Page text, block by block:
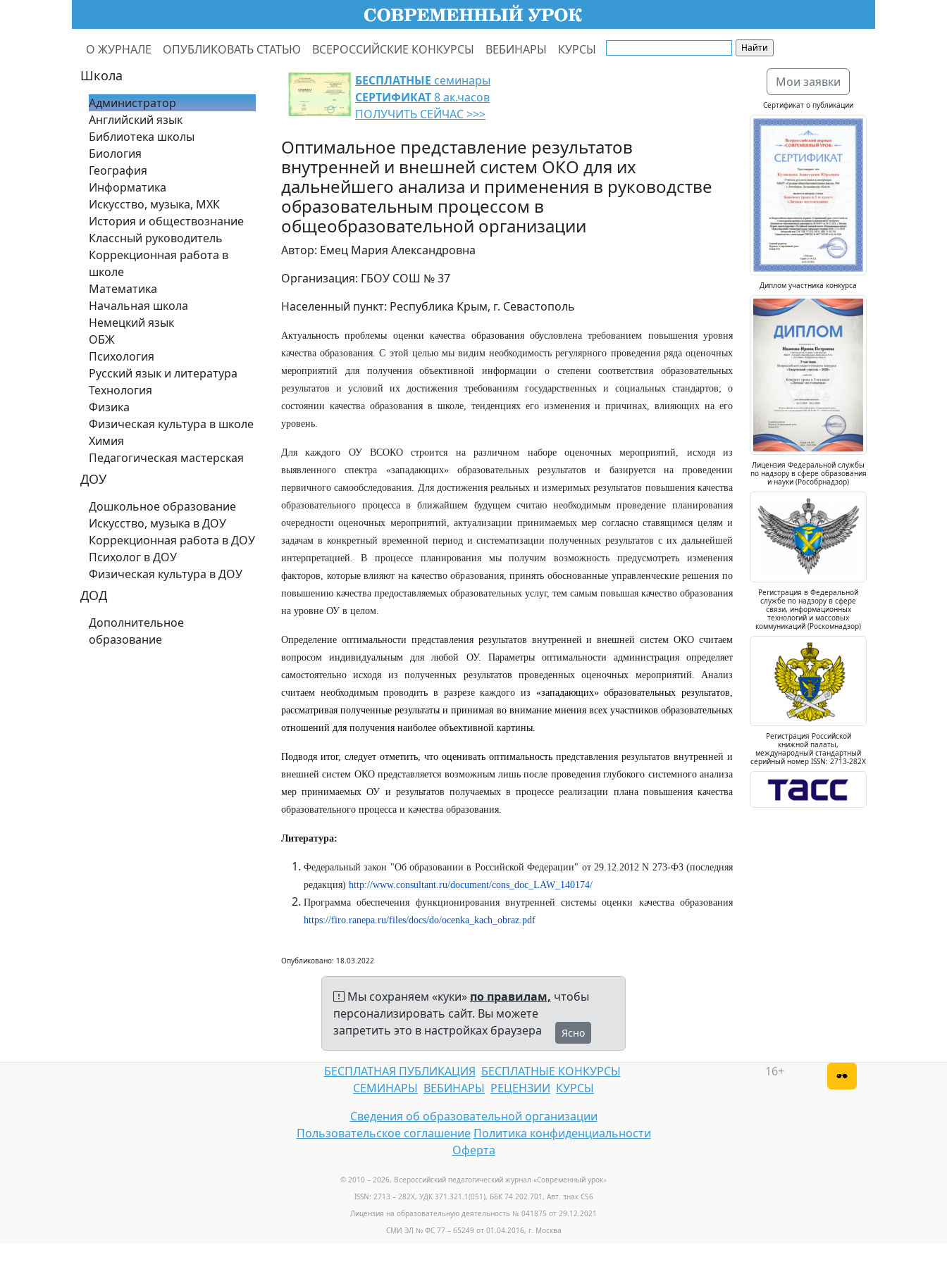
О ЖУРНАЛЕ ОПУБЛИКОВАТЬ СТАТЬЮ ВСЕРОССИЙСКИЕ КОНКУРСЫ ВЕБИНАРЫ КУРСЫ
Школа
Администратор
Английский язык
Библиотека школы
Биология
География
Информатика
Искусство, музыка, МХК
История и обществознание
Классный руководитель
Коррекционная работа в
школе
Математика
Начальная школа
Немецкий язык
ОБЖ
Психология
Русский язык и литература
Технология
Физика
Физическая культура в школе
Химия
Педагогическая мастерская
ДОУ
Дошкольное образование
Искусство, музыка в ДОУ
Коррекционная работа в ДОУ
Психолог в ДОУ
Физическая культура в ДОУ
ДОД
Дополнительное
образование
БЕСПЛАТНЫЕ семинары
СЕРТИФИКАТ8 ак.часов
ПОЛУЧИТЬ СЕЙЧАС >>>
Оптимальное представление результатов
внутренней и внешней систем ОКО для их
дальнейшего анализа и применения в руководстве
образовательным процессом в
общеобразовательной организации
Автор: Емец Мария Александровна
Организация: ГБОУ СОШ № 37
Населенный пункт: Республика Крым, г. Севастополь
Актуальность проблемы оценки качества образования обусловленатребованием повышения уровня
качества образования. С этой целью мы видим необходимость регулярного проведения ряда оценочных
мероприятий для получения объективной информации о степени соответствия образовательных
результатов и условий их достижения требованиям государственных и социальных стандартов; о
состоянии качества образования в школе, тенденциях его изменения и причинах, влияющих на его
уровень.
Для каждого ОУ ВСОКО строится на различном наборе оценочных мероприятий, исходя из
выявленного спектра «западающих» образовательных результатов и базируется на проведении
первичного самообследования. Для достижения реальных и измеримых результатов повышения качества
образовательного процесса в ближайшем будущем считаю необходимым проведение планирования
очередности оценочных мероприятий, актуализации принимаемых мер согласно ставящимся целям и
задачам в конкретный временной период и систематизации полученных результатов с их дальнейшей
интерпретацией. В процессе планирования мы получим возможность предусмотреть изменения
факторов, которые влияют на качество образования, принять обоснованные управленческие решения по
повышению качества предоставляемых образовательных услуг, тем самым повышая качество образования
на уровне ОУ в целом.
Определение оптимальности представления результатов внутренней и внешней систем ОКО считаем
вопросом индивидуальным для любой ОУ. Параметры оптимальности администрация определяет
самостоятельно исходя из полученных результатов проведенных оценочных мероприятий. Анализ
считаем необходимым проводить в разрезе каждого из «западающих» образовательных результатов,
рассматривая полученные результаты и принимая во внимание мнения всех участников образовательных
отношений для получения наиболее объективной картины.
Подводя итог, следует отметить, что оценивать оптимальность представления результатов внутренней и
внешней систем ОКО представляется возможным лишь после проведения глубокого системного анализа
мер принимаемых ОУ и результатов получаемых в процессе реализации плана повышения качества
образовательного процесса и качества образования.
Литература:
Федеральный закон "Об образовании в Российской Федерации" от 29.12.2012 N 273-ФЗ (последняя
редакция) http://www.consultant.ru/document/cons_doc_LAW_140174/
Программа обеспечения функционирования внутренней системы оценки качества образования
https://firo.ranepa.ru/files/docs/do/ocenka_kach_obraz.pdf
Опубликовано: 18.03.2022
Мои заявки
Сертификат о публикации
Диплом участника конкурса
Лицензия Федеральной службы
по надзору в сфере образования
и науки (Рособрнадзор)
Регистрация в Федеральной
службе по надзору в сфере
связи, информационных
технологий и массовых
коммуникаций (Роскомнадзор)
Регистрация Российской
книжной палаты,
международный стандартный
серийный номер ISSN: 2713-282X
Мы сохраняем «куки» по правилам, чтобы
персонализировать сайт. Вы можете
запретить это в настройках браузера
Ясно
БЕСПЛАТНАЯ ПУБЛИКАЦИЯ БЕСПЛАТНЫЕ КОНКУРСЫ
СЕМИНАРЫ ВЕБИНАРЫ РЕЦЕНЗИИ КУРСЫ
Сведения об образовательной организации
Пользовательское соглашение Политика конфиденциальности
Оферта
© 2010 – 2026, Всероссийский педагогический журнал «Современный урок»
ISSN: 2713 – 282X, УДК 371.321.1(051), ББК 74.202.701, Авт. знак С56
Лицензия на образовательную деятельность № 041875 от 29.12.2021
СМИ ЭЛ № ФС 77 – 65249 от 01.04.2016, г. Москва
16+